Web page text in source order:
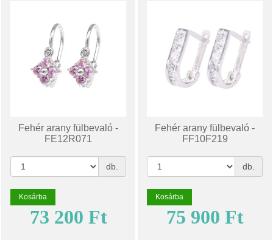
Fehér arany fülbevaló -
FE12R071
db.
Kosárba
73 200 Ft
Fehér arany fülbevaló -
FF10F219
db.
Kosárba
75 900 Ft